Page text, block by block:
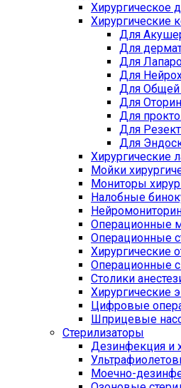
Хирургическое
Хирургические
Для
Для
Для
Для
Для Общей
Для
Для
Для
Для
Хирургические
Мойки
Мониторы
Налобные
Операционные
Операционные
Хирургические
Операционные
Столики
Хирургические
Цифровые
Шприцевые
Стерилизаторы
Дезинфекция и
Моечно-